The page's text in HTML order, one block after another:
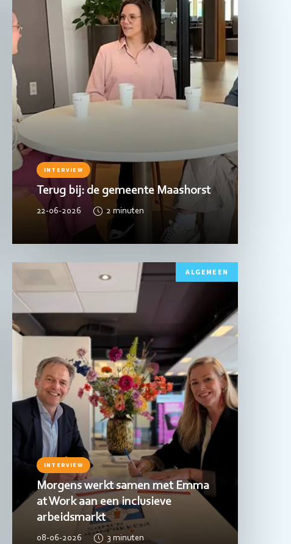
INTERVIEW
Terug bij: de gemeente Maashorst
22-06-2026 2 minuten
ALGEMEEN
INTERVIEW
Morgens werkt samen met Emma
at Work aan een inclusieve
arbeidsmarkt
08-06-2026 3 minuten